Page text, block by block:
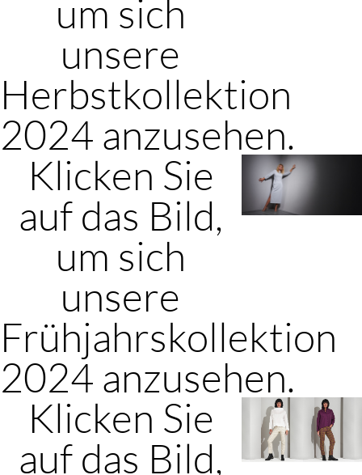
um sich
unsere
Herbstkollektion
2024 anzusehen.
Klicken Sie
auf das Bild,
um sich
unsere
Frühjahrskollektion
2024 anzusehen.
Klicken Sie
auf das Bild,